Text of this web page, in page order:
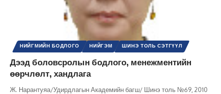
НИЙГМИЙН БОДЛОГО НИЙГЭМ ШИНЭ ТОЛЬ СЭТГҮҮЛ
Дээд боловсролын бодлого, менежментийн
өөрчлөлт, хандлага
Ж. Нарантуяа/Удирдлагын Академийн багш/ Шинэ толь №69, 2010